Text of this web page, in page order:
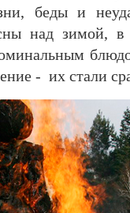
беды и
над зимой, в
- их стали